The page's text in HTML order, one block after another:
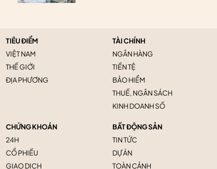
TIÊU ĐIỂM
VIỆT NAM
THẾ GIỚI
ĐỊA PHƯƠNG
TÀI CHÍNH
NGÂN HÀNG
TIỀN TỆ
BẢO HIỂM
THUẾ, NGÂN SÁCH
KINH DOANH SỐ
CHỨNG KHOÁN
24H
CỔ PHIẾU
GIAO DỊCH
BẤT ĐỘNG SẢN
TIN TỨC
DỰ ÁN
TOÀN CẢNH